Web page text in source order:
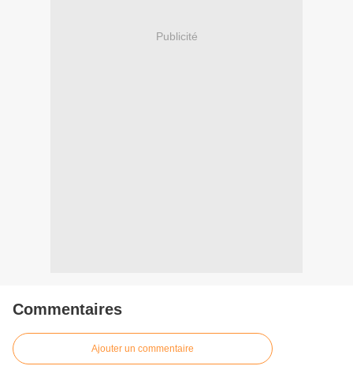
Publicité
Commentaires
Ajouter un commentaire